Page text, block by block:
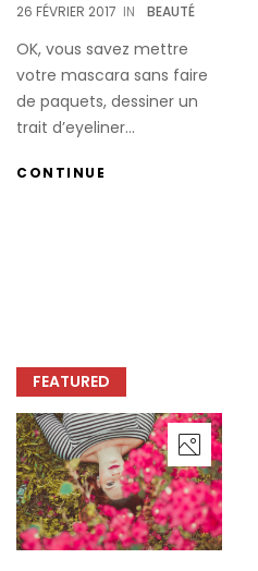
26 FÉVRIER 2017 IN BEAUTÉ
OK, vous savez mettre
votre mascara sans faire
de paquets, dessiner un
trait d’eyeliner...
CONTINUE
FEATURED